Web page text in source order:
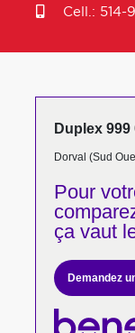
Cell.: 514-
Duplex 999
Dorval (Sud
Pour
ça vaut
Demandez